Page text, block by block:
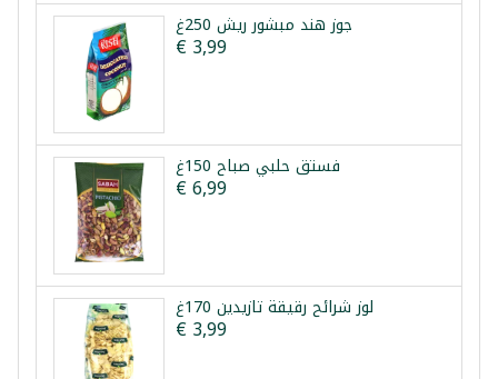
جوز هند مبشور ريش 250غ
€ 3,99
فستق حلبي صباح 150غ
€ 6,99
لوز شرائح رقيقة تازيدين 170غ
€ 3,99